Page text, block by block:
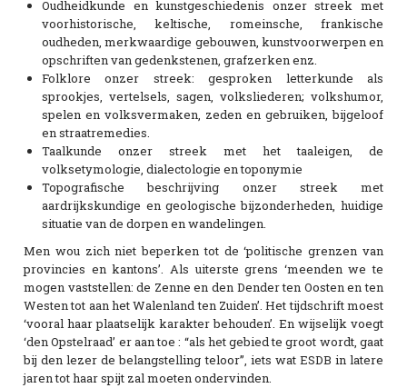
Oudheidkunde en kunstgeschiedenis onzer streek met
voorhistorische, keltische, romeinsche, frankische
oudheden, merkwaardige gebouwen, kunstvoorwerpen en
opschriften van gedenkstenen, grafzerken enz.
Folklore onzer streek: gesproken letterkunde als
sprookjes, vertelsels, sagen, volksliederen; volkshumor,
spelen en volksvermaken, zeden en gebruiken, bijgeloof
en straatremedies.
Taalkunde onzer streek met het taaleigen, de
volksetymologie, dialectologie en toponymie
Topografische beschrijving onzer streek met
aardrijkskundige en geologische bijzonderheden, huidige
situatie van de dorpen en wandelingen.
Men wou zich niet beperken tot de ‘politische grenzen van
provincies en kantons’. Als uiterste grens ‘meenden we te
mogen vaststellen: de Zenne en den Dender ten Oosten en ten
Westen tot aan het Walenland ten Zuiden’. Het tijdschrift moest
‘vooral haar plaatselijk karakter behouden’. En wijselijk voegt
‘den Opstelraad’ er aan toe : “als het gebied te groot wordt, gaat
bij den lezer de belangstelling teloor”, iets wat ESDB in latere
jaren tot haar spijt zal moeten ondervinden.